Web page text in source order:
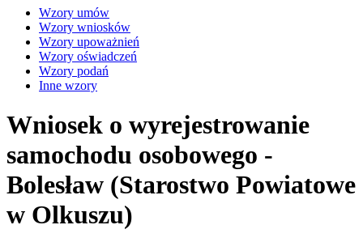
Wzory umów
Wzory wniosków
Wzory upoważnień
Wzory oświadczeń
Wzory podań
Inne wzory
Wniosek o wyrejestrowanie
samochodu osobowego -
Bolesław (Starostwo Powiatowe
w Olkuszu)